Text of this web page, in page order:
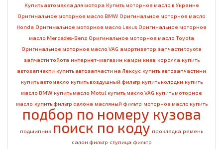
Купить автомасла для мотора Купить моторное масло в Украине
Оригинальное моторное масло BMW Оригинальное моторное масло
Honda Оригинальное моторное масло Lexus Оригинальное моторное
масло Mercedes-Benz Оригинальное моторное масло Toyota
Оригинальное моторное масло VAG амортизатор запчасти toyota
запчасти тойота интернет-магазин камри киев королла купить
автозапчасти купить автозапчасти на Лексус купить автозапчастини
купить автомасло купить воздушный фильтр купить колодки купить
масло BMW купить масло Motul купить масло VAG купить моторное
масло купить фильтр салона масляный фильтр моторное масло купить
подбор по номеру кузова
подшипник поиск по коду прокладка ремень
салон фильтр ступица фильтр